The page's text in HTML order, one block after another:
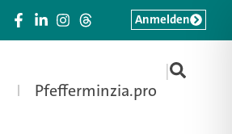
Pfefferminzia.pro
|
Anmelden